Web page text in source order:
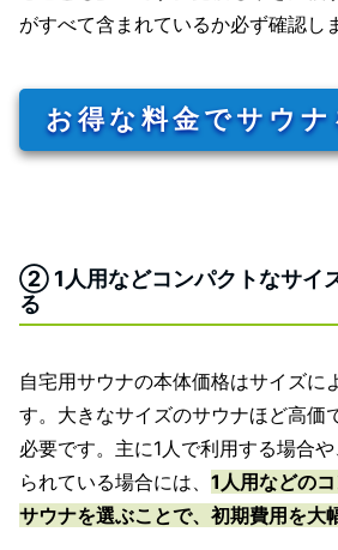
がすべて含まれているか必ず確認し
お得な料金でサウナ
② 1人用などコンパクトなサイ
る
自宅用サウナの本体価格はサイズに
す。大きなサイズのサウナほど高価
必要です。主に1人で利用する場合
られている場合には、 1人用などの
サウナを選ぶことで、初期費用を大